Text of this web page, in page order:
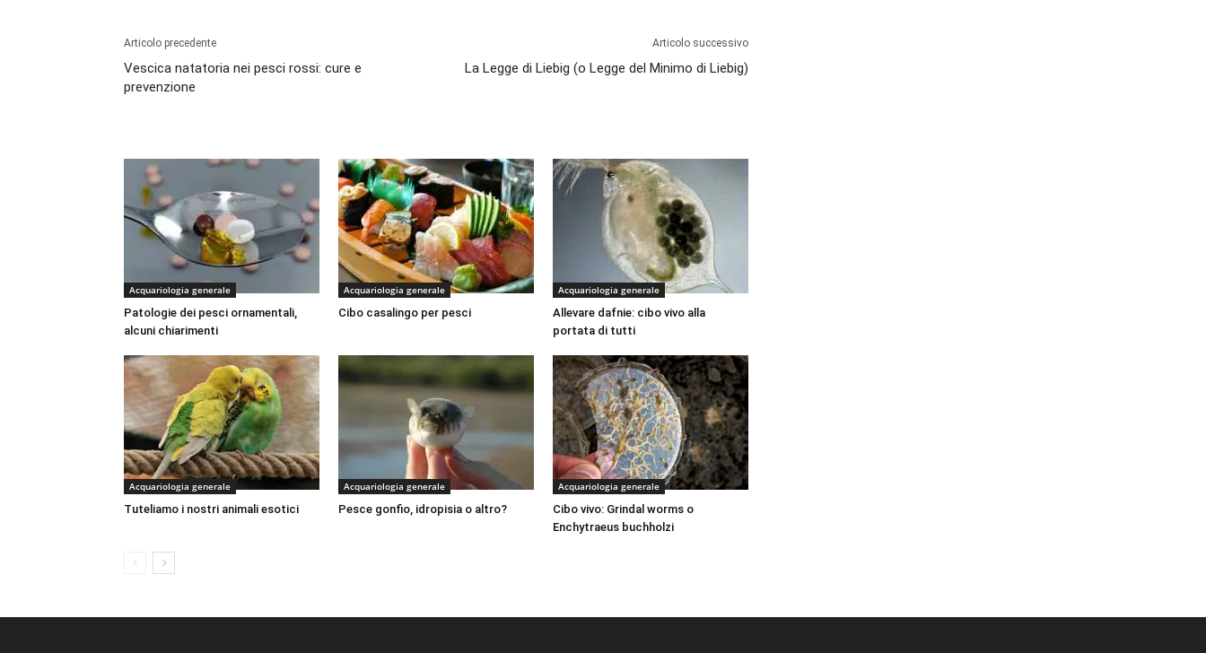
Articolo precedente
Vescica natatoria nei pesci rossi: cure e
prevenzione
Articolo successivo
La Legge di Liebig (o Legge del Minimo di Liebig)
Acquariologia generale
Patologie dei pesci ornamentali,
alcuni chiarimenti
Acquariologia generale
Cibo casalingo per pesci
Acquariologia generale
Allevare dafnie: cibo vivo alla
portata di tutti
Acquariologia generale
Tuteliamo i nostri animali esotici
Acquariologia generale
Pesce gonfio, idropisia o altro?
Acquariologia generale
Cibo vivo: Grindal worms o
Enchytraeus buchholzi